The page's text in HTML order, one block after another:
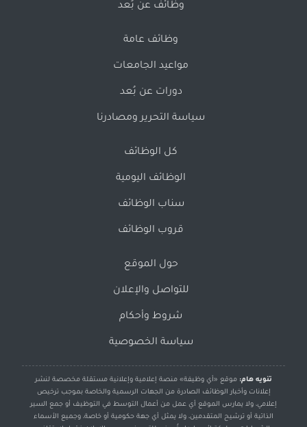
وظائف عن بُعد
وظائف عامة
مواعيد الجامعات
دورات عن بُعد
سياسة التحرير ومصادرنا
كل الوظائف
الوظائف اليومية
سناب الوظائف
قروب الوظائف
حول الموقع
للتواصل والإعلان
شروط وأحكام
سياسة الخصوصية
تنويه هام: موقع «أي وظيفة» منصة إعلامية وإعلانية مستقلة مخصصة لنشر
إعلانات وأخبار الوظائف الصادرة من الجهات الرسمية والخاصة بموجب ترخيص
إعلامي، ولا يمارس الموقع أي عمل من أعمال التوسط في التوظيف أو جمع السير
الذاتية أو ترشيح المتقدمين، ولا يمثل أي جهة حكومية أو خاصة، وجميع الأسماء